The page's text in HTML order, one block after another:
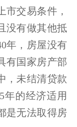
市交易条件，
没有做其他抵
年，房屋没有
有国家房产部
，未结清贷款
年的经济适用
是无法取得房